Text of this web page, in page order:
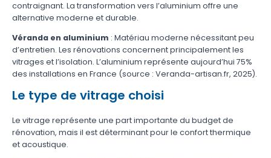
contraignant. La transformation vers l’aluminium offre une
alternative moderne et durable.
Véranda en aluminium : Matériau moderne nécessitant peu
d’entretien. Les rénovations concernent principalement les
vitrages et l’isolation. L’aluminium représente aujourd’hui 75%
des installations en France (source : Veranda-artisan.fr, 2025).
Le type de vitrage choisi
Le vitrage représente une part importante du budget de
rénovation, mais il est déterminant pour le confort thermique
et acoustique.